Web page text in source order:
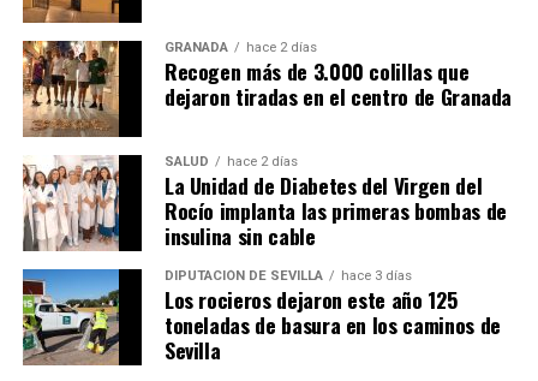
GRANADA hace 2 días
Recogen más de 3.000 colillas que
dejaron tiradas en el centro de Granada
SALUD hace 2 días
La Unidad de Diabetes del Virgen del
Rocío implanta las primeras bombas de
insulina sin cable
DIPUTACIÓN DE SEVILLA hace 3 días
Los rocieros dejaron este año 125
toneladas de basura en los caminos de
Sevilla